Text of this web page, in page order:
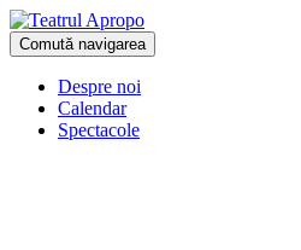
Comută navigarea
Despre noi
Calendar
Spectacole